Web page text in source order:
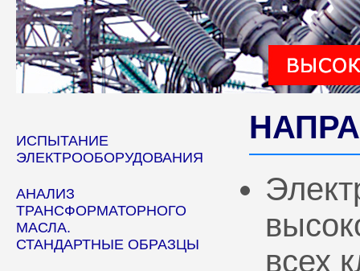
ИСПЫТАНИЕ
ЭЛЕКТРООБОРУДОВАНИЯ
АНАЛИЗ
ТРАНСФОРМАТОРНОГО
МАСЛА.
СТАНДАРТНЫЕ ОБРАЗЦЫ
всех